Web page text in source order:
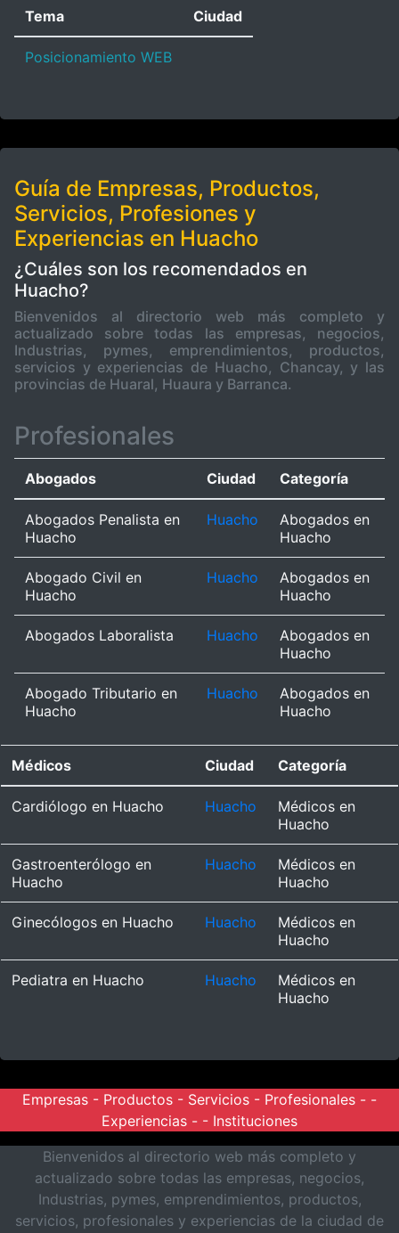
Tema Ciudad
Posicionamiento WEB
Guía de Empresas, Productos,
Servicios, Profesiones y
Experiencias en Huacho
¿Cuáles son los recomendados en
Huacho?
Bienvenidos al directorio web más completo y
actualizado sobre todas las empresas, negocios,
Industrias, pymes, emprendimientos, productos,
servicios y experiencias de Huacho, Chancay, y las
provincias de Huaral, Huaura y Barranca.
Profesionales
Abogados Ciudad Categoría
Abogados Penalista en
Huacho
Huacho
Abogados en
Huacho
Abogado Civil en
Huacho
Huacho
Abogados en
Huacho
Abogados Laboralista Huacho
Abogados en
Huacho
Abogado Tributario en
Huacho
Huacho
Abogados en
Huacho
Médicos Ciudad Categoría
Cardiólogo en Huacho Huacho
Médicos en
Huacho
Gastroenterólogo en
Huacho
Huacho
Médicos en
Huacho
Ginecólogos en Huacho Huacho
Médicos en
Huacho
Pediatra en Huacho Huacho
Médicos en
Huacho
Empresas - Productos - Servicios - Profesionales - -
Experiencias - - Instituciones
Bienvenidos al directorio web más completo y
actualizado sobre todas las empresas, negocios,
Industrias, pymes, emprendimientos, productos,
servicios, profesionales y experiencias de la ciudad de